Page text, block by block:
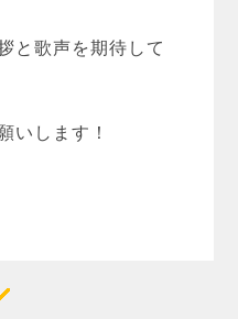
と歌声を期待して
いします！